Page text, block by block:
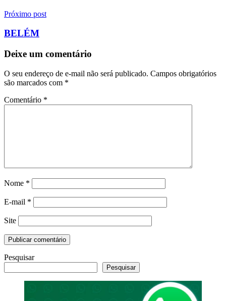
Próximo post
BELÉM
Deixe um comentário
O seu endereço de e-mail não será publicado. Campos obrigatórios
são marcados com *
Comentário *
Nome *
E-mail *
Site
Pesquisar
Pesquisar